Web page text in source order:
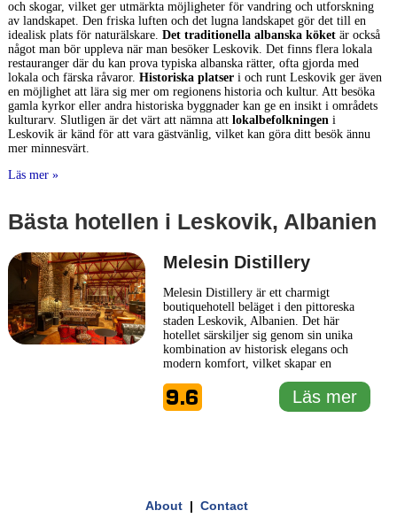
och skogar, vilket ger utmärkta möjligheter för vandring och utforskning
av landskapet. Den friska luften och det lugna landskapet gör det till en
idealisk plats för naturälskare. Det traditionella albanska köketär också
något man bör uppleva när man besöker Leskovik. Det finns flera lokala
restauranger där du kan prova typiska albanska rätter, ofta gjorda med
lokala och färska råvaror. Historiska platseri och runt Leskovik ger även
en möjlighet att lära sig mer om regionens historia och kultur. Att besöka
gamla kyrkor eller andra historiska byggnader kan ge en insikt i områdets
kulturarv. Slutligen är det värt att nämna att lokalbefolkningeni
Leskovik är känd för att vara gästvänlig, vilket kan göra ditt besök ännu
mer minnesvärt.
Läs mer »
Bästa hotellen i Leskovik, Albanien
Melesin Distillery
Melesin Distillery är ett charmigt
boutiquehotell beläget i den pittoreska
staden Leskovik, Albanien. Det här
hotellet särskiljer sig genom sin unika
kombination av historisk elegans och
modern komfort, vilket skapar en
Hotellet har ett distinkt tema med
anspråk på tradition och arv, något som
9.6 Läs mer
About| Contact